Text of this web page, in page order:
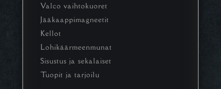
Valco vaihtokuoret
Jääkaappimagneetit
Kellot
Lohikäärmeenmunat
Sisustus ja sekalaiset
Tuopit ja tarjoilu